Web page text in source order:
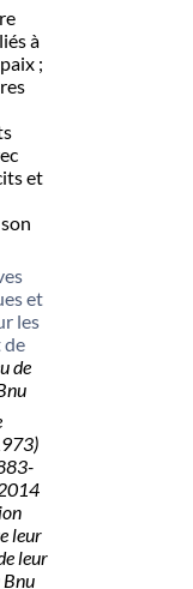
à
;
et
et
les
de
de
leur
leur
Bnu